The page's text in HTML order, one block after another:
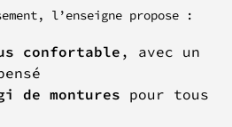
l’enseigne propose :
confortable , avec un
de montures pour tous